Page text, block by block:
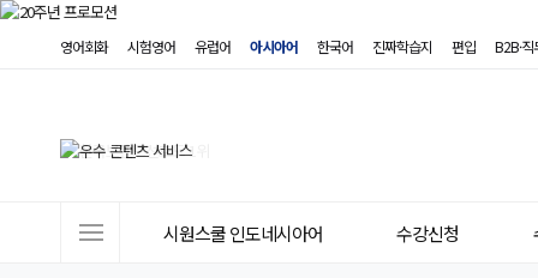
영어회화 시험영어 유럽어 아시아어 한국어 진짜학습지 편입 B2B·
시원스쿨 인도네시아어 수강신청